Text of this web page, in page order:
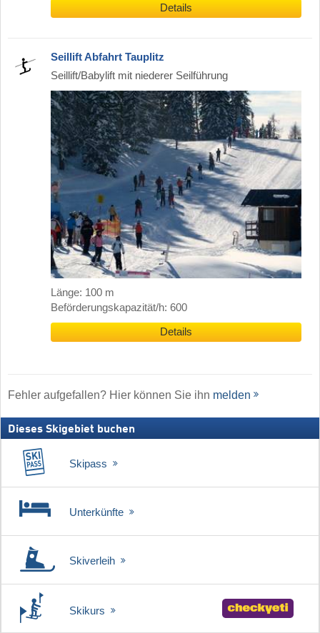
Details
Seillift Abfahrt Tauplitz
Seillift/Babylift mit niederer Seilführung
Länge: 100 m
Beförderungskapazität/h: 600
Details
Fehler aufgefallen? Hier können Sie ihn melden
Dieses Skigebiet buchen
Skipass
Unterkünfte
Skiverleih
Skikurs